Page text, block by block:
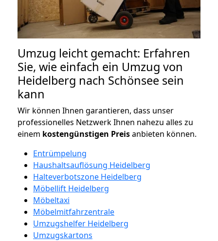
Umzug leicht gemacht: Erfahren
Sie, wie einfach ein Umzug von
Heidelberg nach Schönsee sein
kann
Wir können Ihnen garantieren, dass unser
professionelles Netzwerk Ihnen nahezu alles zu
einem kostengünstigen Preisanbieten können.
Entrümpelung
Haushaltsauflösung Heidelberg
Halteverbotszone Heidelberg
Möbellift Heidelberg
Möbeltaxi
Möbelmitfahrzentrale
Umzugshelfer Heidelberg
Umzugskartons